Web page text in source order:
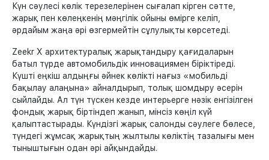
Күн сәулесі көлік терезелерінен сығалап кірген сәтте,
жарық пен көлеңкенің мәңгілік ойыны өмірге келіп,
әрдайым жаңа әрі өзгермейтін сұлулықты көрсетеді.
Zeekr X архитектуралық жарықтандыру қағидаларын
батыл түрде автомобильдік инновациямен біріктіреді.
Күшті еңкіш алдыңғы әйнек көлікті нағыз «мобильді
бақылау алаңына» айналдырып, толық шомдыру әсерін
сыйлайды. Ал түн түскен кезде интерьерге нәзік енгізілген
фондық жарық біртіндеп жанып, мінсіз көңіл күй
қалыптастырады. Күндізгі жарық салонды сәулеге бөлесе,
түндегі жұмсақ жарықтың жылтылы көліктің тазалығы мен
тыныштығын одан әрі айқындайды.